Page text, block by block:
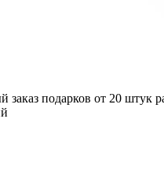
подарков от 20 штук